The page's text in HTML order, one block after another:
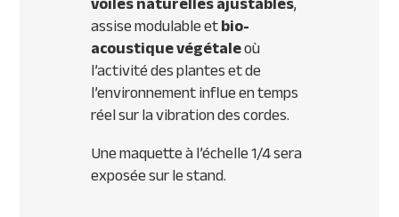
assise modulable etbio-
acoustique végétaleoù
l’activité des plantes et de
l’environnement influe en temps
réel sur la vibration des cordes.
Une maquette à l’échelle 1/4 sera
exposée sur le stand.